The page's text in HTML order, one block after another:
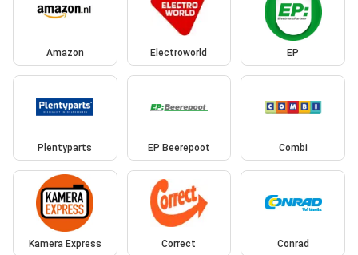
Amazon Electroworld EP
Plentyparts EP Beerepoot Combi
Kamera Express Correct Conrad